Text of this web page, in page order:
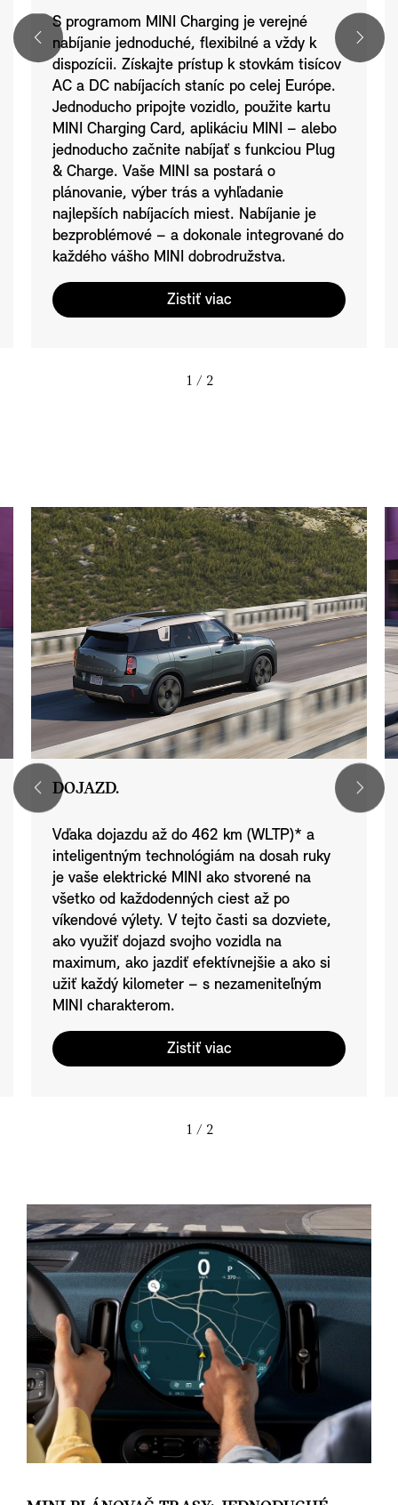
S programom MINI Charging je verejné
nabíjanie jednoduché, flexibilné a vždy k
dispozícii. Získajte prístup k stovkám tisícov
AC a DC nabíjacích staníc po celej Európe.
Jednoducho pripojte vozidlo, použite kartu
MINI Charging Card, aplikáciu MINI – alebo
jednoducho začnite nabíjať s funkciou Plug
& Charge. Vaše MINI sa postará o
plánovanie, výber trás a vyhľadanie
najlepších nabíjacích miest. Nabíjanie je
bezproblémové – a dokonale integrované do
každého vášho MINI dobrodružstva.
Zistiť viac
1 / 2
DOJAZD.
Vďaka dojazdu až do 462 km (WLTP)* a
inteligentným technológiám na dosah ruky
je vaše elektrické MINI ako stvorené na
všetko od každodenných ciest až po
víkendové výlety. V tejto časti sa dozviete,
ako využiť dojazd svojho vozidla na
maximum, ako jazdiť efektívnejšie a ako si
užiť každý kilometer – s nezameniteľným
MINI charakterom.
Zistiť viac
1 / 2